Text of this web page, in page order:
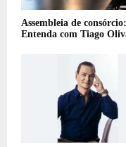
Assembleia de consórcio:
Entenda com Tiago